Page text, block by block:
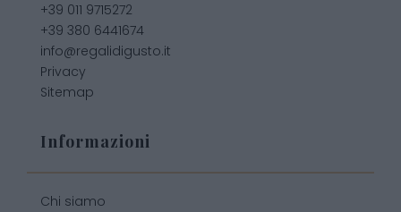
+39 011 9715272
+39 380 6441674
info@regalidigusto.it
Privacy
Sitemap
Informazioni
Chi siamo